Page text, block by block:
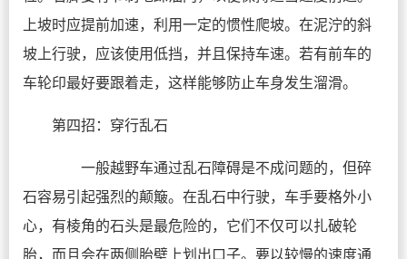
上坡时应提前加速，利用一定的惯性爬坡。在泥泞的斜
坡上行驶，应该使用低挡，并且保持车速。若有前车的
车轮印最好要跟着走，这样能够防止车身发生溜滑。
第四招：穿行乱石
一般越野车通过乱石障碍是不成问题的，但碎
石容易引起强烈的颠簸。在乱石中行驶，车手要格外小
心，有棱角的石头是最危险的，它们不仅可以扎破轮
胎，而且会在两侧胎壁上划出口子。要以较慢的速度通